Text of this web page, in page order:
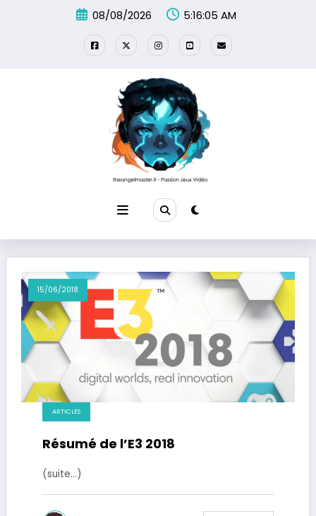
08/08/2026 5:16:06 AM
15/06/2018
ARTICLES
Résumé de l’E3 2018
(suite…)